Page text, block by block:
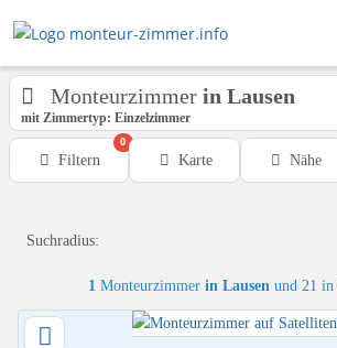
Monteurzimmer in Lausen
mit Zimmertyp: Einzelzimmer
Filtern
0
Karte Nähe
Suchradius:
1 Monteurzimmer in Lausen und 21 in